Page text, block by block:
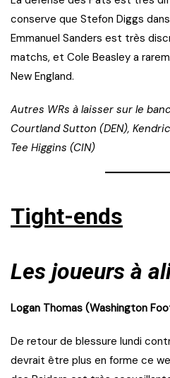
conserve que Stefon Diggs
Emmanuel Sanders est très
matchs, et Cole Beasley a
New England.
Autres WRs à laisser sur le
Courtland Sutton (DEN),
Tee Higgins (CIN)
Tight-ends
Les joueurs à
Logan Thomas (Washington
De retour de blessure lundi
devrait être plus en forme ce